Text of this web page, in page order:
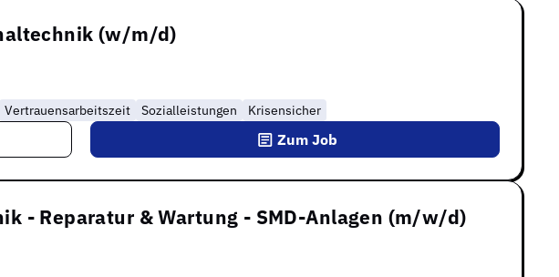
(w/m/d)
Vertrauensarbeitszeit Sozialleistungen Krisensicher
Zum Job
- Reparatur & Wartung - SMD-Anlagen (m/w/d)